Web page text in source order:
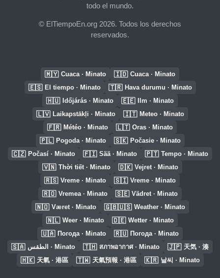
todo el mundo.
© ElTiempoEn.org 2026. Todos los derechos
reservados.
🇲🇾 Cuaca · Minato 🇮🇩 Cuaca · Minato
🇪🇸 El tiempo · Minato 🇹🇷 Hava durumu · Minato
🇭🇺 Időjárás · Minato 🇪🇪 Ilm · Minato
🇱🇻 Laikapstākļi · Minato 🇮🇹 Meteo · Minato
🇫🇷 Météo · Minato 🇱🇹 Oras · Minato
🇵🇱 Pogoda · Minato 🇸🇰 Počasie · Minato
🇨🇿 Počasí · Minato 🇫🇮 Sää · Minato 🇵🇹 Tempo · Minato
🇻🇳 Thời tiết · Minato 🇩🇰 Vejret · Minato
🇷🇸 Vreme · Minato 🇸🇮 Vreme · Minato
🇷🇴 Vremea · Minato 🇸🇪 Vädret · Minato
🇳🇴 Været · Minato 🇬🇧🇺🇸 Weather · Minato
🇳🇱 Weer · Minato 🇩🇪 Wetter · Minato
🇺🇦 Погода · Minato 🇷🇺 Погода · Minato
🇸🇦 الطقس · Minato 🇹🇭 สภาพอากาศ · Minato 🇯🇵 天気 · 湊
🇭🇰 天氣 · 港區 🇹🇼 天氣預報 · 港區 🇰🇷 날씨 · Minato